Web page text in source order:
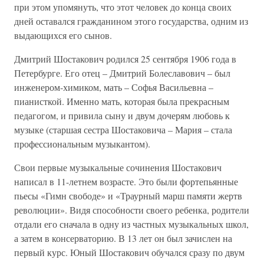
при этом упомянуть, что этот человек до конца своих
дней оставался гражданином этого государства, одним из
выдающихся его сынов.
Дмитрий Шостакович родился 25 сентября 1906 года в
Петербурге. Его отец – Дмитрий Болеславович – был
инженером-химиком, мать – Софья Васильевна –
пианисткой. Именно мать, которая была прекрасным
педагогом, и привила сыну и двум дочерям любовь к
музыке (старшая сестра Шостаковича – Мария – стала
профессиональным музыкантом).
Свои первые музыкальные сочинения Шостакович
написал в 11-летнем возрасте. Это были фортепьянные
пьесы «Гимн свободе» и «Траурный марш памяти жертв
революции». Видя способности своего ребенка, родители
отдали его сначала в одну из частных музыкальных школ,
а затем в консерваторию. В 13 лет он был зачислен на
первый курс. Юный Шостакович обучался сразу по двум